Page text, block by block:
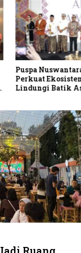
Puspa
Perkuat
Lindungi Batik
Ruang